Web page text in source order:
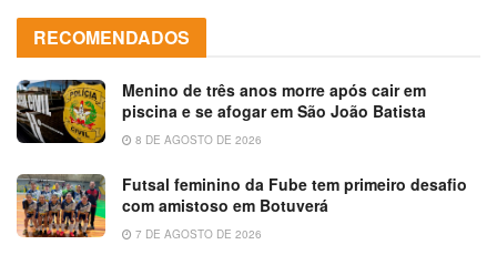
RECOMENDADOS
Menino de três anos morre após cair em
piscina e se afogar em São João Batista
8 DE AGOSTO DE 2026
Futsal feminino da Fube tem primeiro desafio
com amistoso em Botuverá
7 DE AGOSTO DE 2026